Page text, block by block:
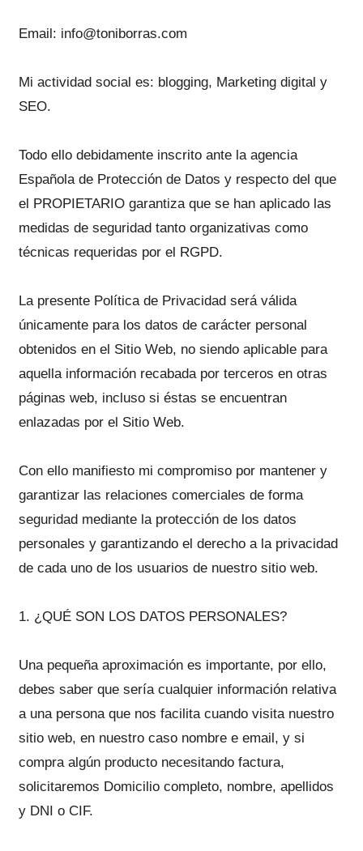
Email: info@toniborras.com
Mi actividad social es: blogging, Marketing digital y
SEO.
Todo ello debidamente inscrito ante la agencia
Española de Protección de Datos y respecto del que
el PROPIETARIO garantiza que se han aplicado las
medidas de seguridad tanto organizativas como
técnicas requeridas por el RGPD.
La presente Política de Privacidad será válida
únicamente para los datos de carácter personal
obtenidos en el Sitio Web, no siendo aplicable para
aquella información recabada por terceros en otras
páginas web, incluso si éstas se encuentran
enlazadas por el Sitio Web.
Con ello manifiesto mi compromiso por mantener y
garantizar las relaciones comerciales de forma
seguridad mediante la protección de los datos
personales y garantizando el derecho a la privacidad
de cada uno de los usuarios de nuestro sitio web.
1. ¿QUÉ SON LOS DATOS PERSONALES?
Una pequeña aproximación es importante, por ello,
debes saber que sería cualquier información relativa
a una persona que nos facilita cuando visita nuestro
sitio web, en nuestro caso nombre e email, y si
compra algún producto necesitando factura,
solicitaremos Domicilio completo, nombre, apellidos
y DNI o CIF.